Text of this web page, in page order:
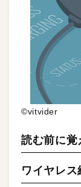
©vitvider
読む前に覚
ワイヤレス